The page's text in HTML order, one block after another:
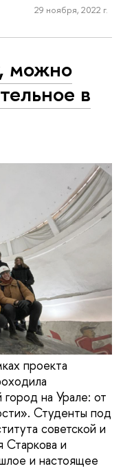
29 ноября, 2022 г.
можно
в
проекта
на Урале: от
Студенты под
советской и
Старкова и
и настоящее